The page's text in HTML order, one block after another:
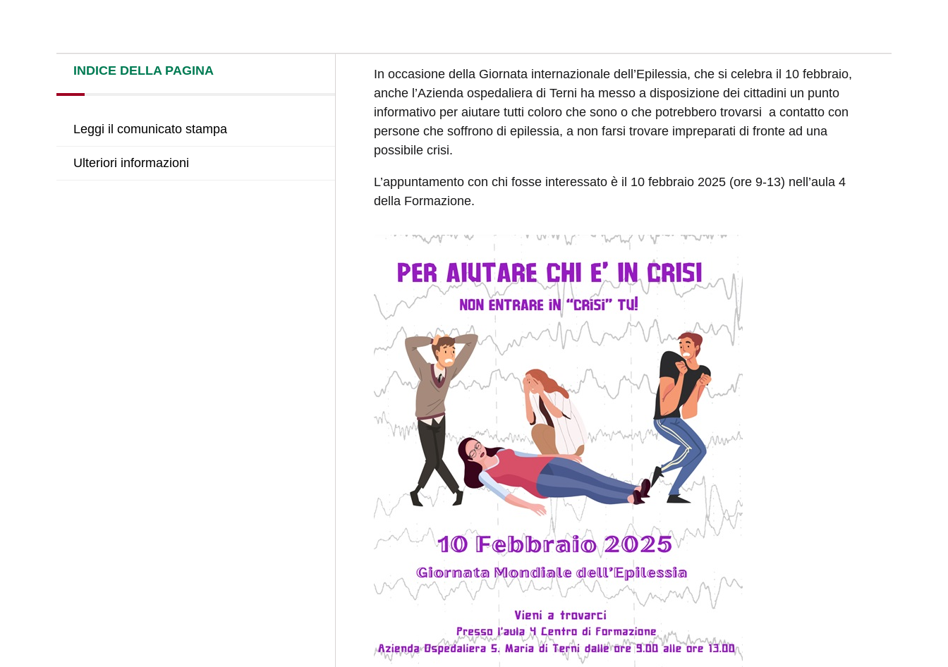
INDICE DELLA PAGINA
Leggi il comunicato stampa
Ulteriori informazioni
In occasione della Giornata internazionale dell’Epilessia, che si celebra il 10 febbraio,
anche l’Azienda ospedaliera di Terni ha messo a disposizione dei cittadini un punto
informativo per aiutare tutti coloro che sono o che potrebbero trovarsi a contatto con
persone che soffrono di epilessia, a non farsi trovare impreparati di fronte ad una
possibile crisi.
L’appuntamento con chi fosse interessato è il 10 febbraio 2025 (ore 9-13) nell’aula 4
della Formazione.